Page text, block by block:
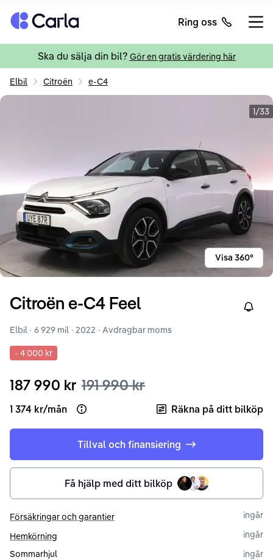
Tillbaka till startsidan Ring oss
Ska du sälja din bil? Gör en gratis värdering här
Elbil Citroën e-C4
1/33
Visa 360°
Citroën e-C4 Feel Right
Elbil · 6 929 mil · 2022 · Avdragbar moms
- 4 000 kr
187 990 kr 191 990 kr
1 374 kr/mån Open loan example Räkna på ditt bilköp
Tillval och finansiering
Få hjälp med ditt bilköp
Försäkringar och garantier
ingår
Hemkörning
ingår
Sommarhjul
ingår